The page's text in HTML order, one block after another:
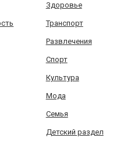
Здоровье
Транспорт
Развлечения
Спорт
Культура
Мода
Семья
Детский раздел